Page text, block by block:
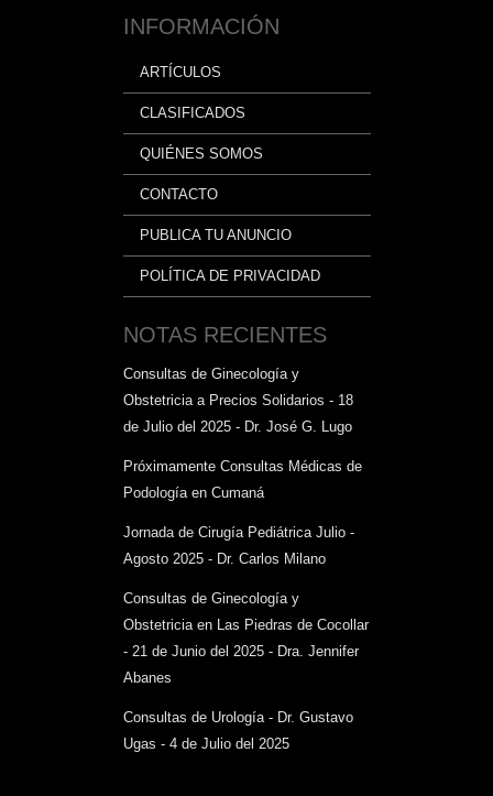
INFORMACIÓN
ARTÍCULOS
CLASIFICADOS
QUIÉNES SOMOS
CONTACTO
PUBLICA TU ANUNCIO
POLÍTICA DE PRIVACIDAD
NOTAS RECIENTES
Consultas de Ginecología y
Obstetricia a Precios Solidarios - 18
de Julio del 2025 - Dr. José G. Lugo
Próximamente Consultas Médicas de
Podología en Cumaná
Jornada de Cirugía Pediátrica Julio -
Agosto 2025 - Dr. Carlos Milano
Consultas de Ginecología y
Obstetricia en Las Piedras de Cocollar
- 21 de Junio del 2025 - Dra. Jennifer
Abanes
Consultas de Urología - Dr. Gustavo
Ugas - 4 de Julio del 2025